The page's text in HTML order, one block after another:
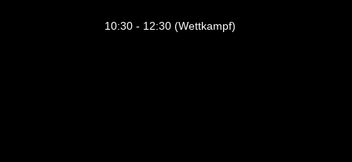
10:30 - 12:30 (Wettkampf)